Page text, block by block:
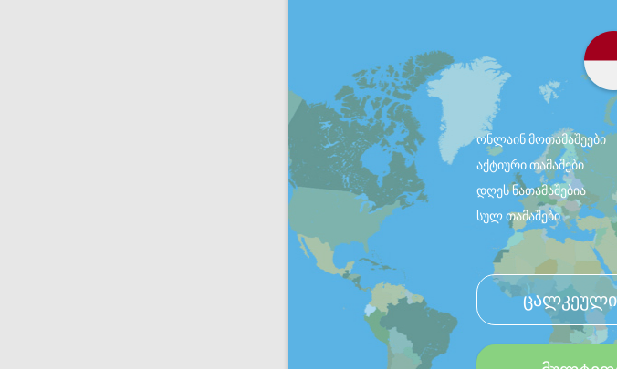
ონლაინ მოთამაშეები
აქტიური თამაშები
დღეს ნათამაშებია
სულ თამაშები
ცალკეული